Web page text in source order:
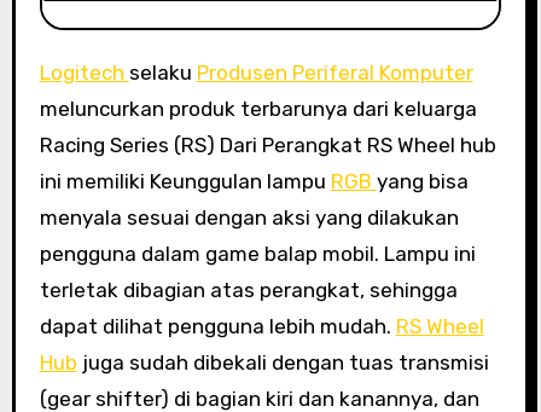
Logitech selaku Produsen Periferal Komputer
meluncurkan produk terbarunya dari keluarga
Racing Series (RS) Dari Perangkat RS Wheel hub
ini memiliki Keunggulan lampu RGB yang bisa
menyala sesuai dengan aksi yang dilakukan
pengguna dalam game balap mobil. Lampu ini
terletak dibagian atas perangkat, sehingga
dapat dilihat pengguna lebih mudah. RS Wheel
Hub juga sudah dibekali dengan tuas transmisi
(gear shifter) di bagian kiri dan kanannya, dan